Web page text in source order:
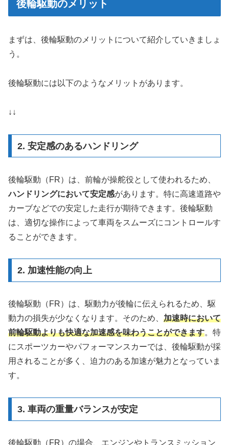
後輪駆動のメリット
まずは、後輪駆動のメリットについて紹介していきましょ
う。
後輪駆動には以下のようなメリットがあります。
↓↓
2. 安定感のあるハンドリング
後輪駆動（FR）は、前輪が操舵役として使われるため、
ハンドリングにおいて安定感があります。特に高速道路や
カーブなどでの安定した走行が期待できます。後輪駆動
は、適切な操作によって車両をスムーズにコントロールす
ることができます。
2. 加速性能の向上
後輪駆動（FR）は、駆動力が後輪に伝えられるため、駆
動力の損失が少なくなります。そのため、 加速時において
前輪駆動よりも快適な加速感を味わうことができます。特
にスポーツカーやパフォーマンスカーでは、後輪駆動が採
用されることが多く、迫力のある加速が魅力となっていま
す。
3. 車両の重量バランスが安定
後輪駆動（FR）の場合、エンジンやトランスミッション